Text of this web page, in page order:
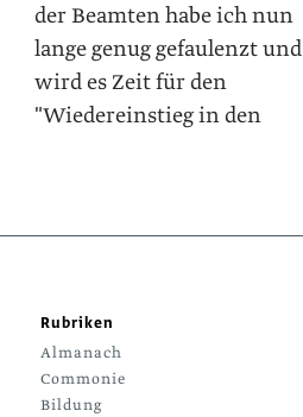
der Beamten habe ich nun
lange genug gefaulenzt und
wird es Zeit für den
"Wiedereinstieg in den
Rubriken
Almanach
Commonie
Bildung